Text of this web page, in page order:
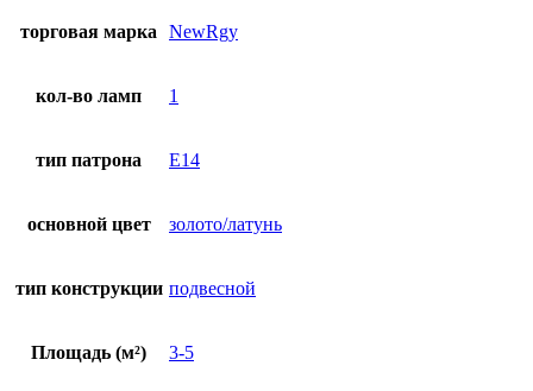
торговая марка NewRgy
кол-во ламп 1
тип патрона E14
основной цвет золото/латунь
тип конструкции подвесной
Площадь (м²) 3-5